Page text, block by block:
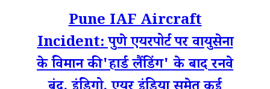
Pune IAF Aircraft
Incident: पुणे एयरपोर्ट पर वायुसेना
के विमान की 'हार्ड लैंडिंग' के बाद रनवे